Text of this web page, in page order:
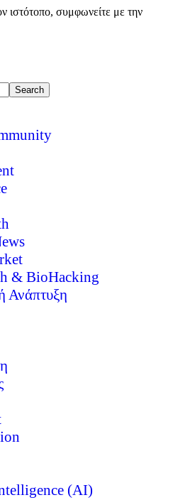
ιστότοπο, συμφωνείτε με την
& BioHacking
Ανάπτυξη
(AI)